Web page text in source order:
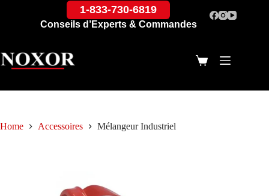
1-833-730-6819
Conseils d’Experts & Commandes
Home Accessoires Mélangeur Industriel